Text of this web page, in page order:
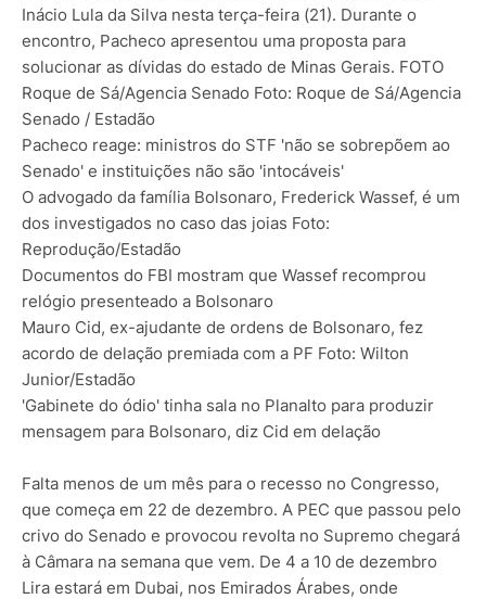
Inácio Lula da Silva nesta terça-feira (21). Durante o
encontro, Pacheco apresentou uma proposta para
solucionar as dívidas do estado de Minas Gerais. FOTO
Roque de Sá/Agencia Senado Foto: Roque de Sá/Agencia
Senado / Estadão
Pacheco reage: ministros do STF 'não se sobrepõem ao
Senado' e instituições não são 'intocáveis'
O advogado da família Bolsonaro, Frederick Wassef, é um
dos investigados no caso das joias Foto:
Reprodução/Estadão
Documentos do FBI mostram que Wassef recomprou
relógio presenteado a Bolsonaro
Mauro Cid, ex-ajudante de ordens de Bolsonaro, fez
acordo de delação premiada com a PF Foto: Wilton
Junior/Estadão
'Gabinete do ódio' tinha sala no Planalto para produzir
mensagem para Bolsonaro, diz Cid em delação
Falta menos de um mês para o recesso no Congresso,
que começa em 22 de dezembro. A PEC que passou pelo
crivo do Senado e provocou revolta no Supremo chegará
à Câmara na semana que vem. De 4 a 10 de dezembro
Lira estará em Dubai, nos Emirados Árabes, onde